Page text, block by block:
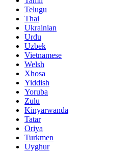
Telugu
Thai
Ukrainian
Urdu
Uzbek
Vietnamese
Welsh
Xhosa
Yiddish
Yoruba
Zulu
Kinyarwanda
Tatar
Oriya
Turkmen
Uyghur